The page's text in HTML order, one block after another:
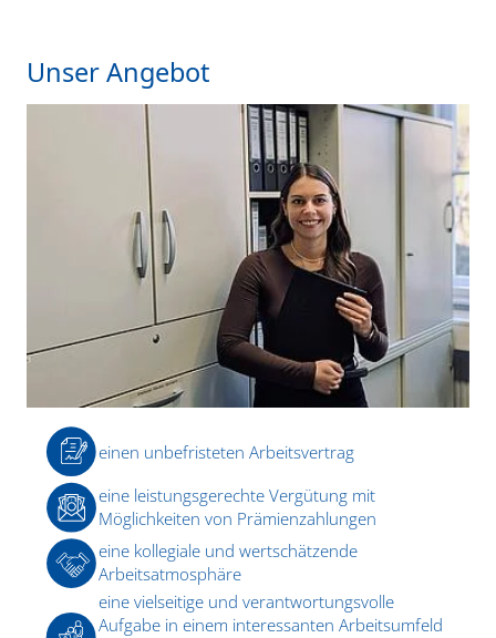
Unser Angebot
einen unbefristeten Arbeitsvertrag
eine leistungsgerechte Vergütung mit
Möglichkeiten von Prämienzahlungen
eine kollegiale und wertschätzende
Arbeitsatmosphäre
eine vielseitige und verantwortungsvolle
Aufgabe in einem interessanten Arbeitsumfeld